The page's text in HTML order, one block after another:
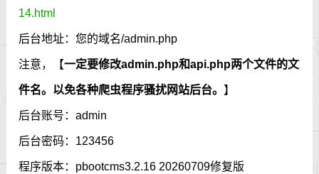
14.html
后台地址：您的域名/admin.php
注意，【一定要修改admin.php和api.php两个文件的文
件名。以免各种爬虫程序骚扰网站后台。 】
后台账号：admin
后台密码：123456
程序版本：pbootcms3.2.16 20260709修复版